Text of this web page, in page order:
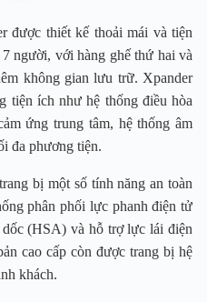
được thiết kế thoải mái và tiện
người, với hàng ghế thứ hai và
không gian lưu trữ. Xpander
tiện ích như hệ thống điều hòa
ứng trung tâm, hệ thống âm
đa phương tiện.
bị một số tính năng an toàn
phân phối lực phanh điện tử
(HSA) và hỗ trợ lực lái điện
cao cấp còn được trang bị hệ
khách.